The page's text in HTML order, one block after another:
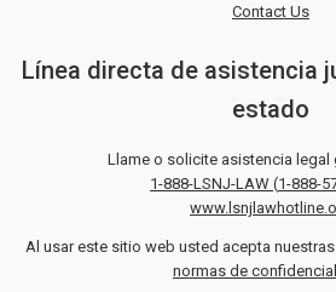
Contact Us
Línea directa de asistencia
estado
Llame o solicite asistencia legal
1-888-LSNJ-LAW (1-888-
Al usar este sitio web usted acepta nuestras
normas de